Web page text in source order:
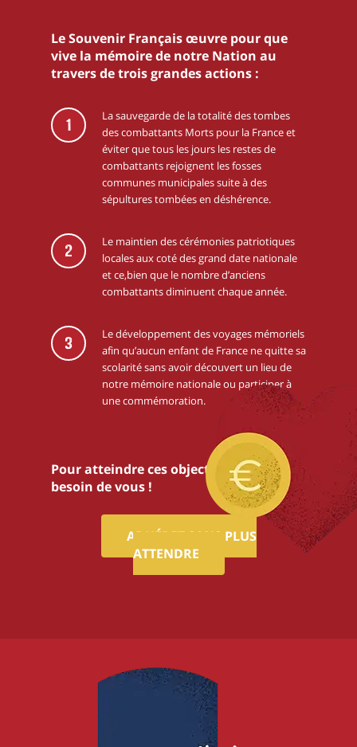
Le Souvenir Français œuvre pour que
vive la mémoire de notre Nation au
travers de trois grandes actions :
1
La sauvegarde de la totalité des tombes
des combattants Morts pour la France et
éviter que tous les jours les restes de
combattants rejoignent les fosses
communes municipales suite à des
sépultures tombées en déshérence.
2
Le maintien des cérémonies patriotiques
locales aux coté des grand date nationale
et ce,bien que le nombre d’anciens
combattants diminuent chaque année.
3
Le développement des voyages mémoriels
afin qu’aucun enfant de France ne quitte sa
scolarité sans avoir découvert un lieu de
notre mémoire nationale ou participer à
une commémoration.
Pour atteindre ces objectifs,nous avons
besoin de vous !
ADHÉREZ SANS PLUS
ATTENDRE